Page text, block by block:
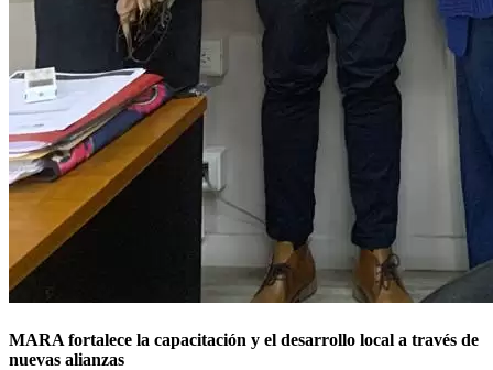
MARA fortalece la capacitación y el desarrollo local a través de
nuevas alianzas